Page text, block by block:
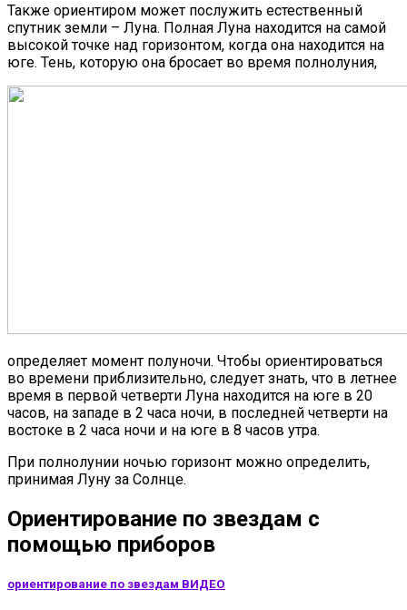
Также ориентиром может послужить естественный
спутник земли – Луна. Полная Луна находится на самой
высокой точке над горизонтом, когда она находится на
юге. Тень, которую она бросает во время полнолуния,
определяет момент полуночи. Чтобы ориентироваться
во времени приблизительно, следует знать, что в летнее
время в первой четверти Луна находится на юге в 20
часов, на западе в 2 часа ночи, в последней четверти на
востоке в 2 часа ночи и на юге в 8 часов утра.
При полнолунии ночью горизонт можно определить,
принимая Луну за Солнце.
Ориентирование по звездам с
помощью приборов
ориентирование по звездам ВИДЕО